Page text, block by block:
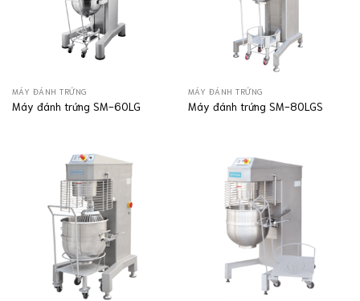
MÁY ĐÁNH TRỨNG
Máy đánh trứng SM-60LG
MÁY ĐÁNH TRỨNG
Máy đánh trứng SM-80LGS